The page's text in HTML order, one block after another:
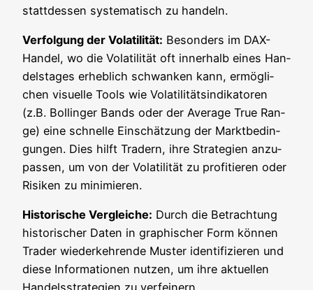
statt­des­sen sys­te­ma­tisch zu handeln.
Ver­fol­gung der Vola­ti­li­tät: Beson­ders im DAX-
Han­del, wo die Vola­ti­li­tät oft inner­halb eines Han­
dels­ta­ges erheb­lich schwan­ken kann, ermög­li­
chen visu­el­le Tools wie Vola­ti­li­täts­in­di­ka­to­ren
(z.B. Bol­lin­ger Bands oder der Avera­ge True Ran­
ge) eine schnel­le Ein­schät­zung der Markt­be­din­
gun­gen. Dies hilft Tradern, ihre Stra­te­gien anzu­
pas­sen, um von der Vola­ti­li­tät zu pro­fi­tie­ren oder
Risi­ken zu minimieren.
His­to­ri­sche Ver­glei­che: Durch die Betrach­tung
his­to­ri­scher Daten in gra­phi­scher Form kön­nen
Trader wie­der­keh­ren­de Mus­ter iden­ti­fi­zie­ren und
die­se Infor­ma­tio­nen nut­zen, um ihre aktu­el­len